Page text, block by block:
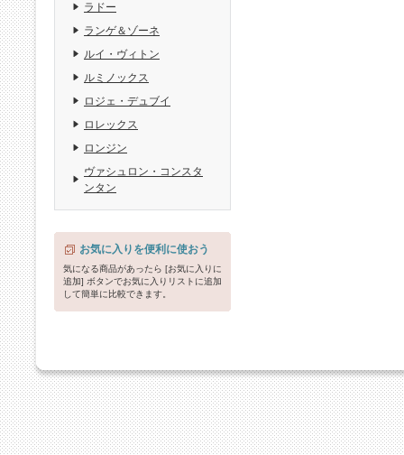
ラドー
ランゲ＆ゾーネ
ルイ・ヴィトン
ルミノックス
ロジェ・デュブイ
ロレックス
ロンジン
ヴァシュロン・コンスタ
ンタン
お気に入りを便利に使おう
気になる商品があったら [お気に入りに
追加] ボタンでお気に入りリストに追加
して簡単に比較できます。